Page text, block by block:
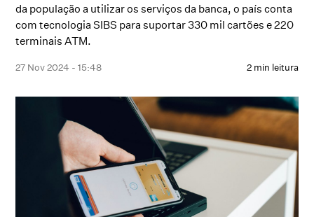
da população a utilizar os serviços da banca, o país conta
com tecnologia SIBS para suportar 330 mil cartões e 220
terminais ATM.
27 Nov 2024 - 15:48 2 min leitura